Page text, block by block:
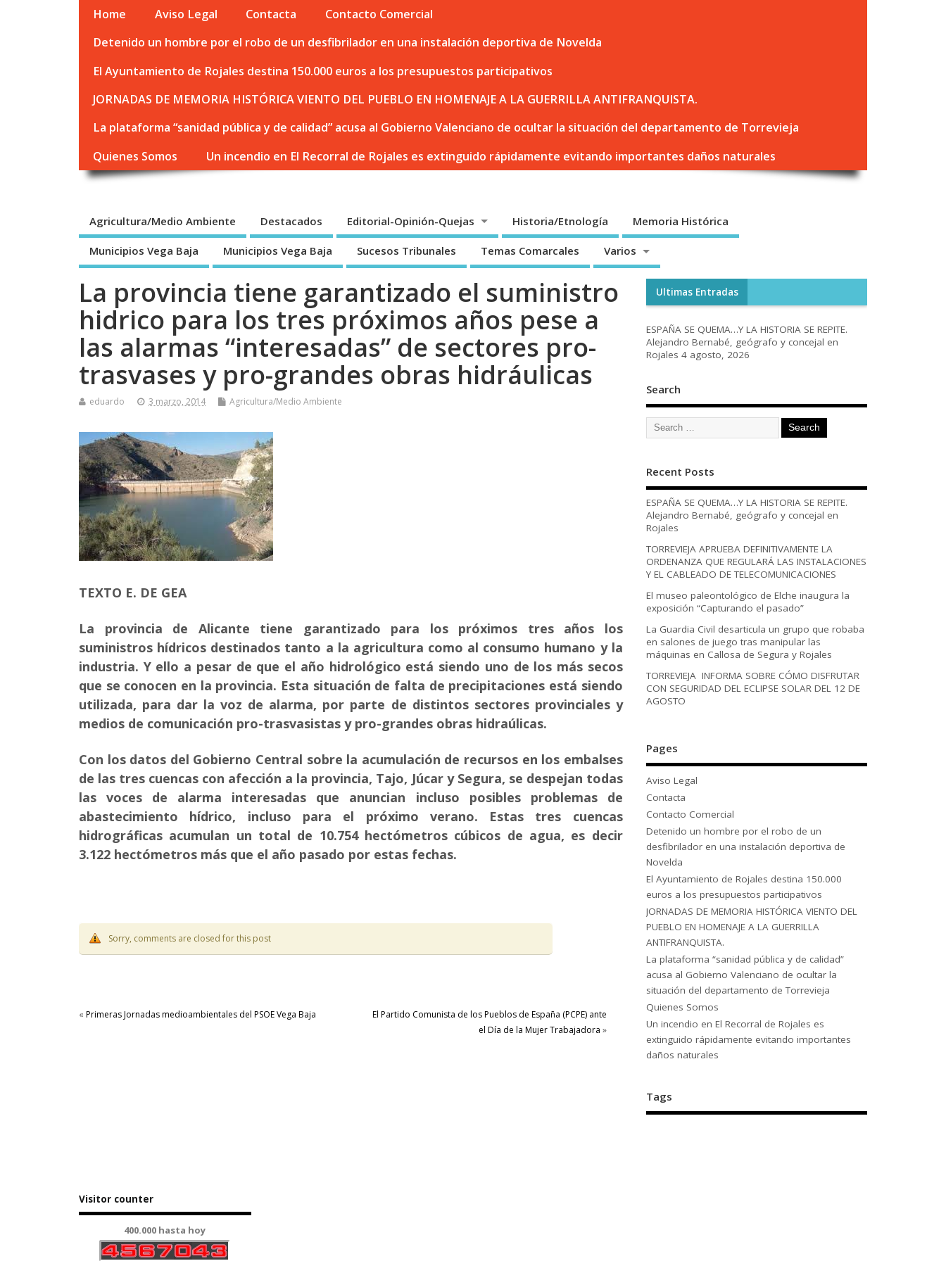
Home Aviso Legal Contacta
Contacto Comercial
Detenido un hombre por el robo de un desfibrilador en una instalación deportiva de Novelda
El Ayuntamiento de Rojales destina 150.000 euros a los presupuestos participativos
JORNADAS DE MEMORIA HISTÓRICA VIENTO DEL PUEBLO EN HOMENAJE A LA GUERRILLA ANTIFRANQUISTA.
La plataforma “sanidad pública y de calidad” acusa al Gobierno Valenciano de ocultar la situación del departamento de Torrevieja
Quienes Somos
Un incendio en El Recorral de Rojales es extinguido rápidamente evitando importantes daños naturales
Agricultura/Medio Ambiente Destacados Editorial-Opinión-Quejas Historia/Etnología Memoria Histórica
Municipios Vega Baja Municipios Vega Baja Sucesos Tribunales Temas Comarcales Varios
La provincia tiene garantizado el suministro
hidrico para los tres próximos años pese a
las alarmas “interesadas” de sectores pro-
trasvases y pro-grandes obras hidráulicas
eduardo 3 marzo, 2014 Agricultura/Medio Ambiente
TEXTO E. DE GEA
La provincia de Alicante tiene garantizado para los próximos tres años los
suministros hídricos destinados tanto a la agricultura como al consumo humano y la
industria. Y ello a pesar de que el año hidrológico está siendo uno de los más secos
que se conocen en la provincia. Esta situación de falta de precipitaciones está siendo
utilizada, para dar la voz de alarma, por parte de distintos sectores provinciales y
medios de comunicación pro-trasvasistas y pro-grandes obras hidraúlicas.
Con los datos del Gobierno Central sobre la acumulación de recursos en los embalses
de las tres cuencas con afección a la provincia, Tajo, Júcar y Segura, se despejan todas
las voces de alarma interesadas que anuncian incluso posibles problemas de
abastecimiento hídrico, incluso para el próximo verano. Estas tres cuencas
hidrográficas acumulan un total de 10.754 hectómetros cúbicos de agua, es decir
3.122 hectómetros más que el año pasado por estas fechas.
Sorry, comments are closed for this post
« Primeras Jornadas medioambientales del PSOE Vega Baja
El Partido Comunista de los Pueblos de España (PCPE) ante
el Día de la Mujer Trabajadora »
Ultimas Entradas
ESPAÑA SE QUEMA…Y LA HISTORIA SE REPITE.
Alejandro Bernabé, geógrafo y concejal en
Rojales 4 agosto, 2026
Search
Recent Posts
ESPAÑA SE QUEMA…Y LA HISTORIA SE REPITE.
Alejandro Bernabé, geógrafo y concejal en
Rojales
TORREVIEJA APRUEBA DEFINITIVAMENTE LA
ORDENANZA QUE REGULARÁ LAS INSTALACIONES
Y EL CABLEADO DE TELECOMUNICACIONES
El museo paleontológico de Elche inaugura la
exposición “Capturando el pasado”
La Guardia Civil desarticula un grupo que robaba
en salones de juego tras manipular las
máquinas en Callosa de Segura y Rojales
TORREVIEJA INFORMA SOBRE CÓMO DISFRUTAR
CON SEGURIDAD DEL ECLIPSE SOLAR DEL 12 DE
AGOSTO
Pages
Aviso Legal
Contacta
Contacto Comercial
Detenido un hombre por el robo de un
desfibrilador en una instalación deportiva de
Novelda
El Ayuntamiento de Rojales destina 150.000
euros a los presupuestos participativos
JORNADAS DE MEMORIA HISTÓRICA VIENTO DEL
PUEBLO EN HOMENAJE A LA GUERRILLA
ANTIFRANQUISTA.
La plataforma “sanidad pública y de calidad”
acusa al Gobierno Valenciano de ocultar la
situación del departamento de Torrevieja
Quienes Somos
Un incendio en El Recorral de Rojales es
extinguido rápidamente evitando importantes
daños naturales
Tags
Visitor counter
400.000 hasta hoy